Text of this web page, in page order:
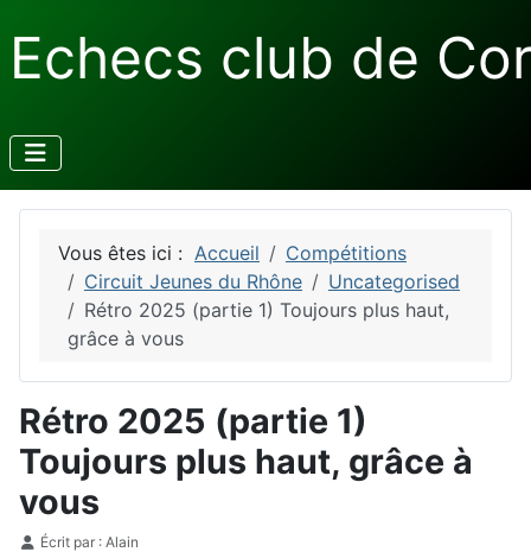
Echecs club de
Vous êtes ici : Accueil
Compétitions
Circuit Jeunes du Rhône
Uncategorised
Rétro 2025 (partie 1) Toujours plus haut,
grâce à vous
Rétro 2025 (partie 1)
Toujours plus haut, grâce à
vous
Détails
Écrit par : Alain